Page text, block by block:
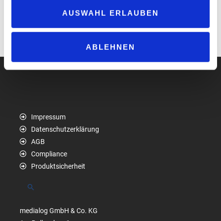
AUSWAHL ERLAUBEN
ABLEHNEN
www.erfa-foodservice.de
www.elias-consult.de
Impressum
Datenschutzerklärung
AGB
Compliance
Produktsicherheit
Suchen
medialog GmbH & Co. KG